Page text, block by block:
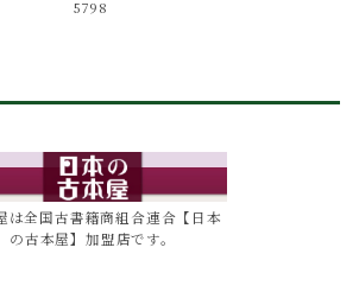
5798
は全国古書籍商組合連合【日本
の古本屋】加盟店です。